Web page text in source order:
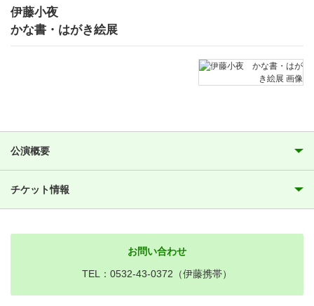
伊藤小夜
かな書・はがき絵展
公演概要
チケット情報
お問い合わせ
TEL：0532-43-0372（伊藤携帯）